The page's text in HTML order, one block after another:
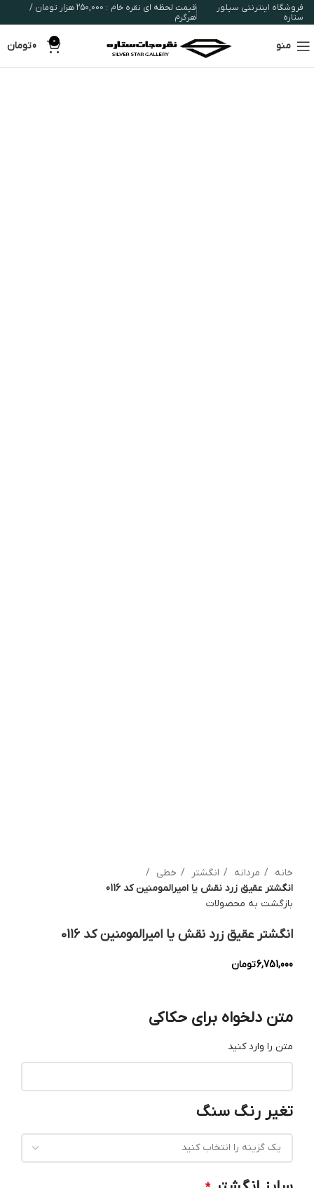
فروشگاه اینترنتی سیلور
ستاره
قیمت لحظه ای نقره خام : 250,000 هزار تومان /
هرگرم
منو 0
0تومان
خانه مردانه انگشتر
خطی
انگشتر عقیق زرد نقش یا امیرالمومنین کد 0116
بازگشت به محصولات
انگشتر عقیق زرد نقش یا امیرالمومنین کد 0116
6,751,000تومان
متن دلخواه برای حکاکی
متن را وارد کنید
تغیر رنگ سنگ